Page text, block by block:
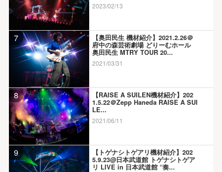
2023/02/13
7
【奥田民生 機材紹介】2021.2.26＠
府中の森芸術劇場 どりーむホール
奥田民生 MTRY TOUR 20...
2021/03/31
8
【RAISE A SUILEN機材紹介】202
1.5.22＠Zepp Haneda RAISE A SUI
LE...
2021/06/11
9
【トゲナシトゲアリ機材紹介】202
5.9.23@日本武道館 トゲナシトゲア
リ LIVE in 日本武道館 “奏...